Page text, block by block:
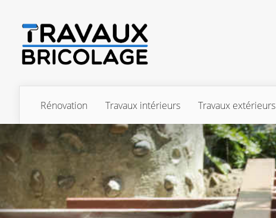
Rénovation Travaux intérieurs Travaux extérieurs